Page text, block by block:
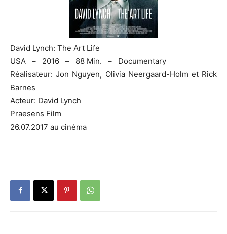
David Lynch: The Art Life
USA – 2016 – 88 Min. – Documentary
Réalisateur: Jon Nguyen, Olivia Neergaard-Holm et Rick
Barnes
Acteur: David Lynch
Praesens Film
26.07.2017 au cinéma